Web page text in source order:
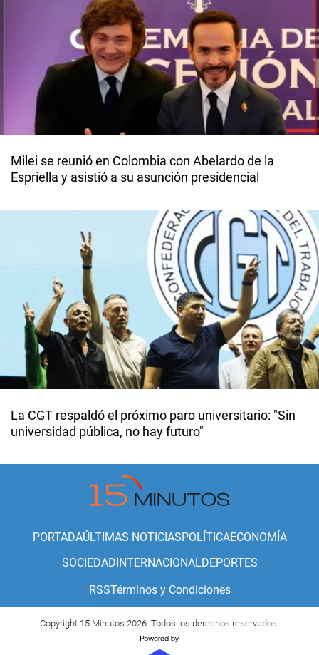
Milei se reunió en Colombia con Abelardo de la
Espriella y asistió a su asunción presidencial
La CGT respaldó el próximo paro universitario: "Sin
universidad pública, no hay futuro"
PORTADAÚLTIMAS NOTICIASPOLÍTICAECONOMÍA
SOCIEDADINTERNACIONALDEPORTES
RSSTérminos y Condiciones
Copyright 15 Minutos 2026. Todos los derechos reservados.